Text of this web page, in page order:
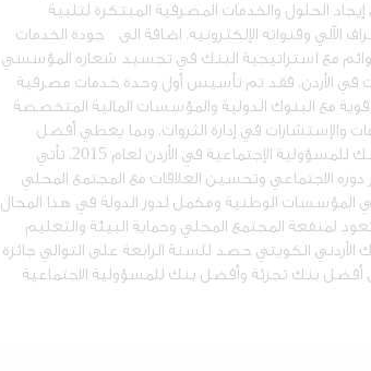
الحلول والخدمات المصرفية المبتكرة لتلبية
وقنواته الإلكترونيه. اضافة الى جودة الخدمات
مع استراتيجية البنك في تجسيد شعاره المؤسسي
في الأردن، فقد تم تأسيس أول وحدة خدمات مصرفية
2006، واستطاع بناء علاقات قوية مع البنوك الدولية والمؤسسات المالية المتخصصة
والإستشارات في إدارة الثروات، وبما يعطي أفضل
العوائد في جو من الثقة والخصوصية. أما الجائزة الثالثة، جائزة أفضل بنك للمسؤولية الإجتماعية في الأردن لعام 2015، تأتي
الاجتماعي وتحسين العلاقات مع المجتمع المحلي
المؤسسات الوطنية ومكمل لدور الدولة في هذا المجال
لمنفعة المجتمع المحلي وحماية البيئة والتعليم
الأردني الكويتي حصد للسنة الرابعة على التوالي جائزة
أفضل بنك تجزئة وأفضل بنك للمسؤولية الاجتماعية